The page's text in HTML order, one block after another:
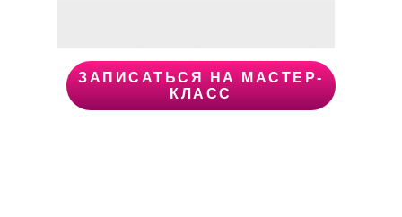
ЗАПИСАТЬСЯ НА МАСТЕР-
КЛАСС